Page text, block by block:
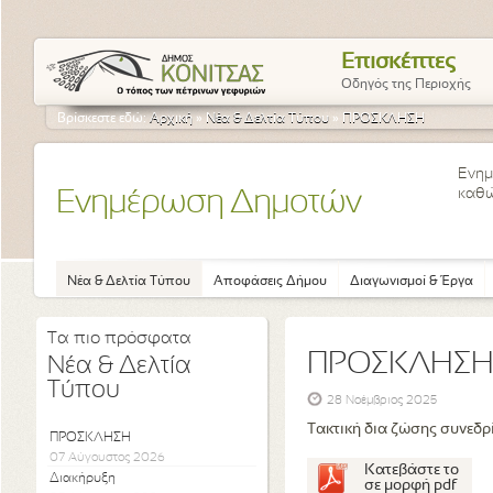
Επισκέπτες
Οδηγός της Περιοχής
Βρίσκεστε εδώ:Αρχική » Νέα & Δελτία Τύπου » ΠΡΟΣΚΛΗΣΗ
Ενημέρωση Δημοτών
Νέα & Δελτία Τύπου Αποφάσεις Δήμου Διαγωνισμοί & Έργα
Τα πιο πρόσφατα
Νέα & Δελτία
Τύπου
ΠΡΟΣΚΛΗΣΗ
07 Αύγουστος 2026
Διακήρυξη
ΠΡΟΣΚΛΗΣΗ
28 Νοέμβριος 2025
Τακτική δια ζώσης
Κατεβάστε το
σε μορφή pdf